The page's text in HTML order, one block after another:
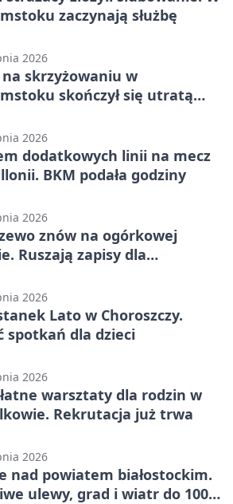
zaczynają służbę
2026
skrzyżowaniu w
skończył się utratą
2026
dodatkowych linii na mecz
BKM podała godziny
2026
znów na ogórkowej
Ruszają zapisy dla
2026
Lato w Choroszczy.
spotkań dla dzieci
2026
warsztaty dla rodzin w
Rekrutacja już trwa
2026
nad powiatem białostockim.
ulewy, grad i wiatr do 100